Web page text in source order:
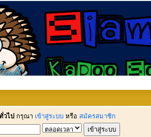
วไป กรุณา เข้าสู่ระบบ หรือ สมัครสมาชิก